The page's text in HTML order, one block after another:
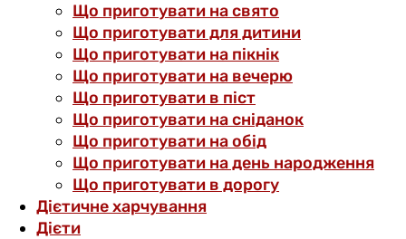
Що приготувати на свято
Що приготувати для дитини
Що приготувати на пікнік
Що приготувати на вечерю
Що приготувати в піст
Що приготувати на сніданок
Що приготувати на обід
Що приготувати на день народження
Що приготувати в дорогу
Дієтичне харчування
Дієти